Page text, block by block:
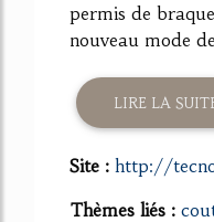
permis de
nouveau mode
LIRE LA
Site : http://
Thèmes liés :